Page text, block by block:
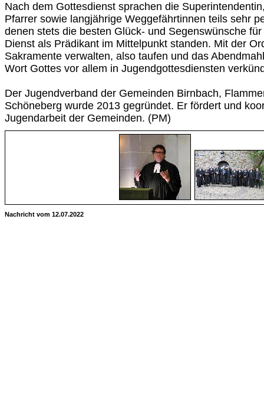
Nach dem Gottesdienst sprachen die
Pfarrer sowie langjährige Weggefährtinnen teils sehr
denen stets die besten Glück- und Segenswünsche
Dienst als Prädikant im Mittelpunkt standen. Mit der
Sakramente verwalten, also taufen und das
Wort Gottes vor allem in Jugendgottesdiensten
Der Jugendverband der Gemeinden Birnbach,
Schöneberg wurde 2013 gegründet. Er fördert und
Jugendarbeit der Gemeinden. (PM)
Nachricht vom 12.07.2022